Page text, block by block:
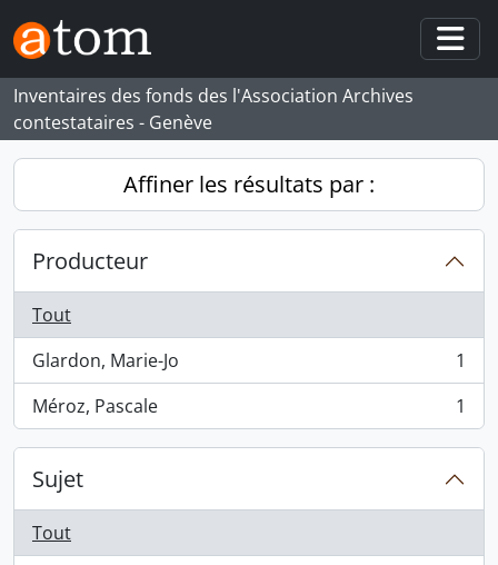
Skip to main content
Inventaires des fonds des l'Association Archives
contestataires - Genève
Affiner les résultats par :
Producteur
Tout
Glardon, Marie-Jo
, 1 résultats
1
Méroz, Pascale
, 1 résultats 1
Sujet
Tout